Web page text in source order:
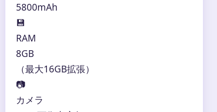
5800mAh
💾
RAM
8GB
（最大16GB拡張）
📷
カメラ